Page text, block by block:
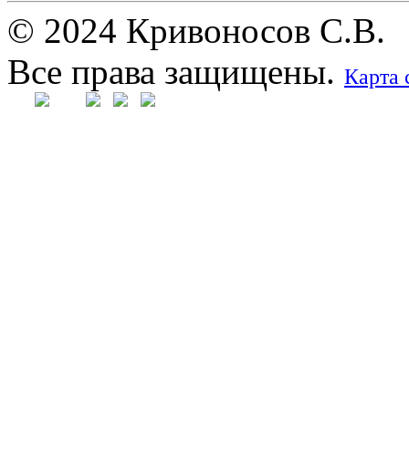
© 2024 Кривоносов С.В.
Все права защищены. Карта